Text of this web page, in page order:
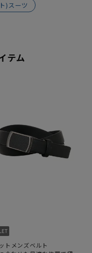
)スーツ
テム
トメンズベルト